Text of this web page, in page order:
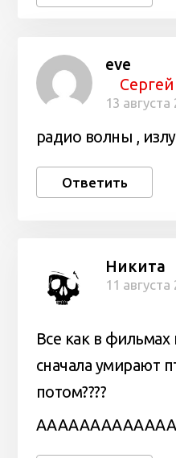
eve
Сергей
13
радио волны ,
Ответить
Никита
11
Все как в фильмах
сначала умирают
потом????